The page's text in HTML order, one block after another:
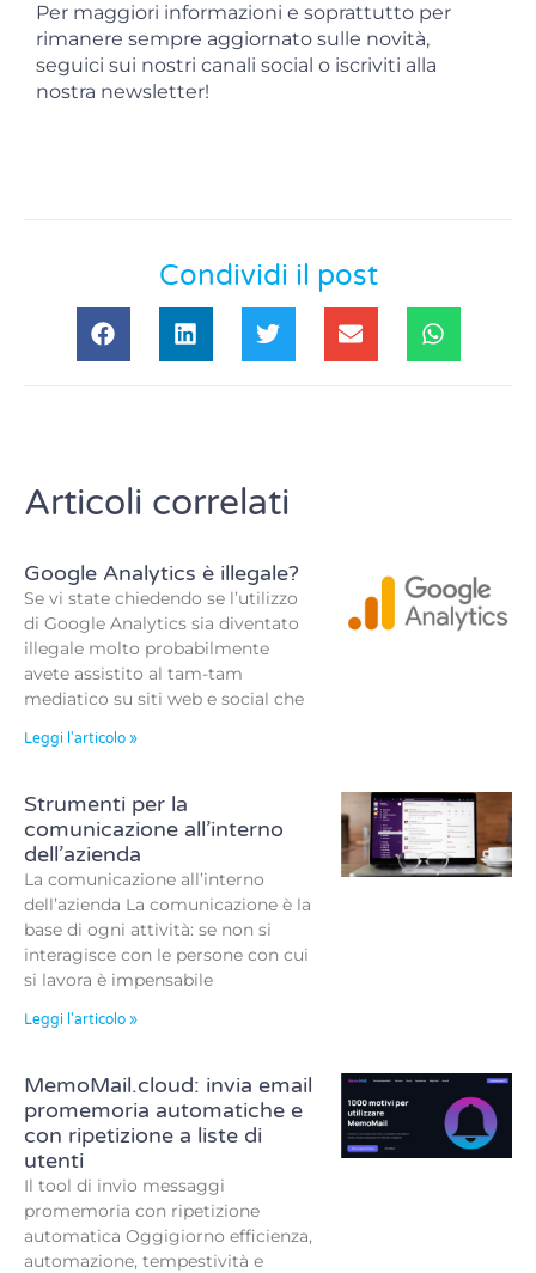
Per maggiori informazioni e soprattutto per
rimanere sempre aggiornato sulle novità,
seguici sui nostri canali social o iscriviti alla
nostra newsletter!
Condividi il post
Articoli correlati
Google Analytics è illegale?
Se vi state chiedendo se l’utilizzo
di Google Analytics sia diventato
illegale molto probabilmente
avete assistito al tam-tam
mediatico su siti web e social che
Leggi l'articolo »
Strumenti per la
comunicazione all’interno
dell’azienda
La comunicazione all’interno
dell’azienda La comunicazione è la
base di ogni attività: se non si
interagisce con le persone con cui
si lavora è impensabile
Leggi l'articolo »
MemoMail.cloud: invia email
promemoria automatiche e
con ripetizione a liste di
utenti
Il tool di invio messaggi
promemoria con ripetizione
automatica Oggigiorno efficienza,
automazione, tempestività e